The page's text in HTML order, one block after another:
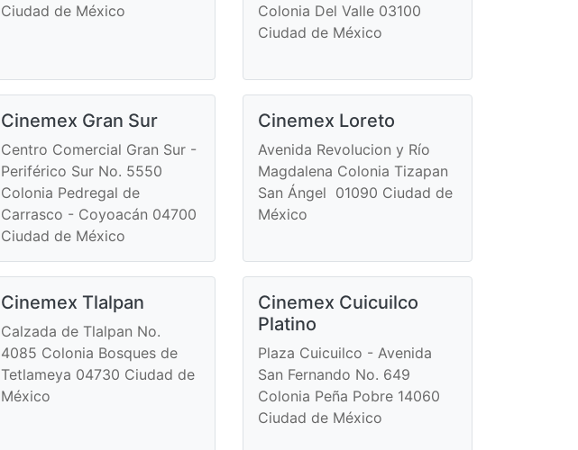
Ciudad de México
Colonia Del Valle 03100
Ciudad de México
Cinemex Gran Sur
Centro Comercial Gran Sur -
Periférico Sur No. 5550
Colonia Pedregal de
Carrasco - Coyoacán 04700
Ciudad de México
Cinemex Loreto
Avenida Revolucion y Río
Magdalena Colonia Tizapan
San Ángel 01090 Ciudad de
México
Cinemex Tlalpan
Calzada de Tlalpan No.
4085 Colonia Bosques de
Tetlameya 04730 Ciudad de
México
Cinemex Cuicuilco
Platino
Plaza Cuicuilco - Avenida
San Fernando No. 649
Colonia Peña Pobre 14060
Ciudad de México